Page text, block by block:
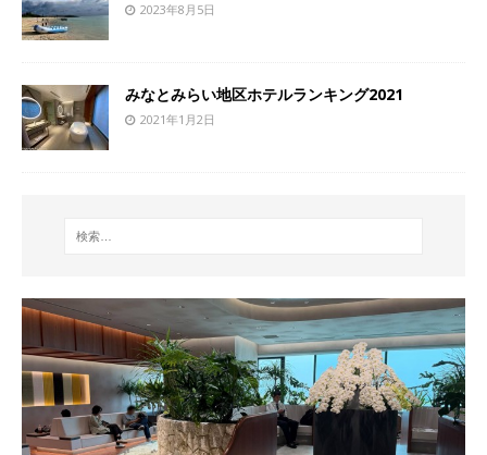
2023年8月5日
みなとみらい地区ホテルランキング2021
2021年1月2日